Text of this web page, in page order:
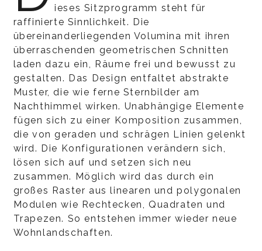
ieses Sitzprogramm steht für
raffinierte Sinnlichkeit. Die
übereinanderliegenden Volumina mit ihren
überraschenden geometrischen Schnitten
laden dazu ein, Räume frei und bewusst zu
gestalten. Das Design entfaltet abstrakte
Muster, die wie ferne Sternbilder am
Nachthimmel wirken. Unabhängige Elemente
fügen sich zu einer Komposition zusammen,
die von geraden und schrägen Linien gelenkt
wird. Die Konfigurationen verändern sich,
lösen sich auf und setzen sich neu
zusammen. Möglich wird das durch ein
großes Raster aus linearen und polygonalen
Modulen wie Rechtecken, Quadraten und
Trapezen. So entstehen immer wieder neue
Wohnlandschaften.